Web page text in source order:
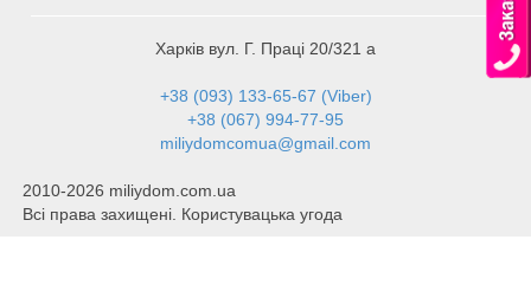
Харків вул. Г. Праці 20/321 а
+38 (093) 133-65-67 (Viber)
+38 (067) 994-77-95
miliydomcomua@gmail.com
2010-2026 miliydom.com.ua
Всі права захищені. Користувацька угода